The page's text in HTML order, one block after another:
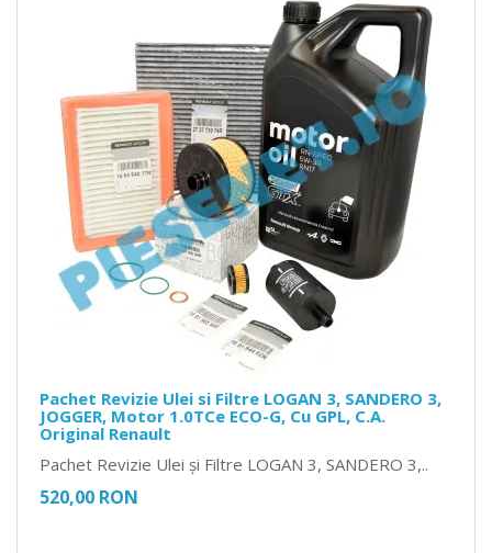
Pachet Revizie Ulei si Filtre LOGAN 3, SANDERO 3,
JOGGER, Motor 1.0TCe ECO-G, Cu GPL, C.A.
Original Renault
Pachet Revizie Ulei și Filtre LOGAN 3, SANDERO 3,..
520,00 RON